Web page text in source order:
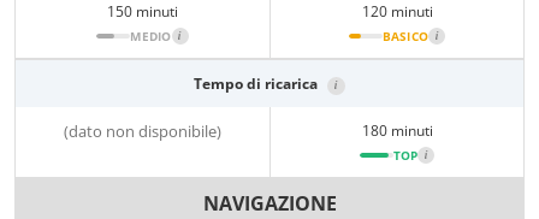
150 minuti
MEDIO i
120 minuti
BASICO i
Tempo di ricarica i
(dato non disponibile) 180 minuti
TOP i
NAVIGAZIONE